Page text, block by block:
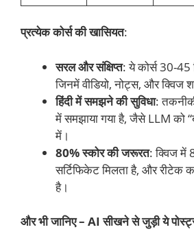
प्रत्येक कोर्स की खासियत:
सरल और संक्षिप्त: ये कोर्स 30-45
जिनमें वीडियो, नोट्स, और क्विज
हिंदी में समझने की सुविधा:
में समझाया गया है, जैसे LLM को
में।
80% स्कोर की जरूरत: क्विज में
सर्टिफिकेट मिलता है, और रीटेक
है।
और भी जानिए – AI सीखने से जुड़ी ये